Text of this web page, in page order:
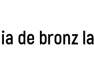
de bronz la